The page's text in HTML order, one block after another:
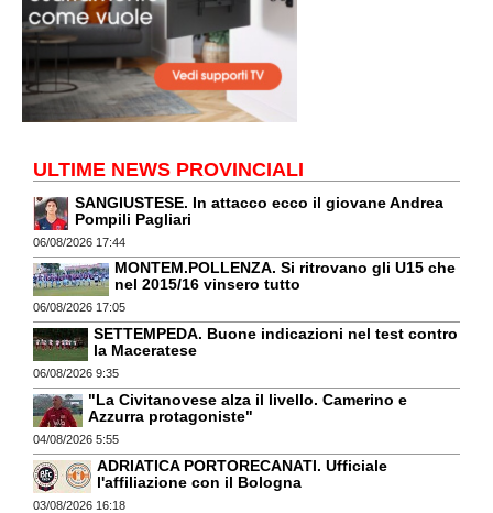
ULTIME NEWS PROVINCIALI
SANGIUSTESE. In attacco ecco il giovane Andrea
Pompili Pagliari
06/08/2026 17:44
MONTEM.POLLENZA. Si ritrovano gli U15 che
nel 2015/16 vinsero tutto
06/08/2026 17:05
SETTEMPEDA. Buone indicazioni nel test contro
la Maceratese
06/08/2026 9:35
"La Civitanovese alza il livello. Camerino e
Azzurra protagoniste"
04/08/2026 5:55
ADRIATICA PORTORECANATI. Ufficiale
l'affiliazione con il Bologna
03/08/2026 16:18